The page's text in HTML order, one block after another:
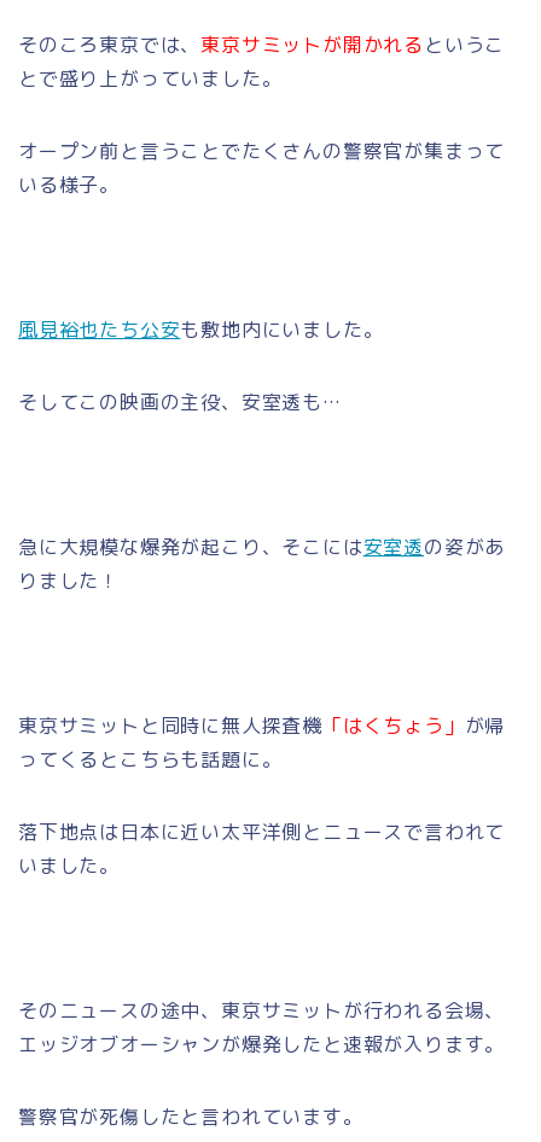
そのころ東京では、 東京サミットが開かれるというこ
とで盛り上がっていました。
オープン前と言うことでたくさんの警察官が集まって
いる様子。
風見裕也たち公安も敷地内にいました。
そしてこの映画の主役、安室透も…
急に大規模な爆発が起こり、そこには安室透の姿があ
りました！
東京サミットと同時に無人探査機 「はくちょう」 が帰
ってくるとこちらも話題に。
落下地点は日本に近い太平洋側とニュースで言われて
いました。
そのニュースの途中、東京サミットが行われる会場、
エッジオブオーシャンが爆発したと速報が入ります。
警察官が死傷したと言われています。